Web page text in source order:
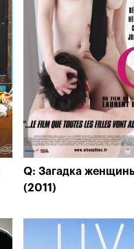
Q: Загадка
(2011)